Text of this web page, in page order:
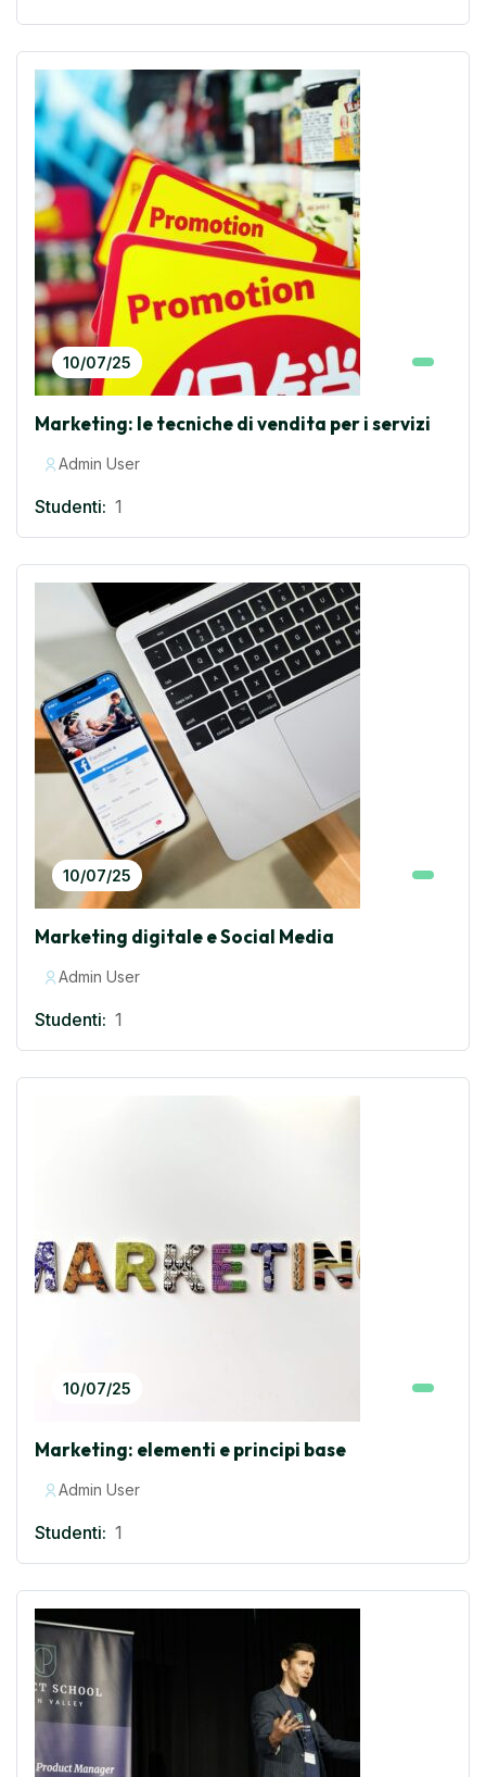
10/07/25
Marketing: le tecniche di vendita per i servizi
Admin User
Studenti: 1
10/07/25
Marketing digitale e Social Media
Admin User
Studenti: 1
10/07/25
Marketing: elementi e principi base
Admin User
Studenti: 1